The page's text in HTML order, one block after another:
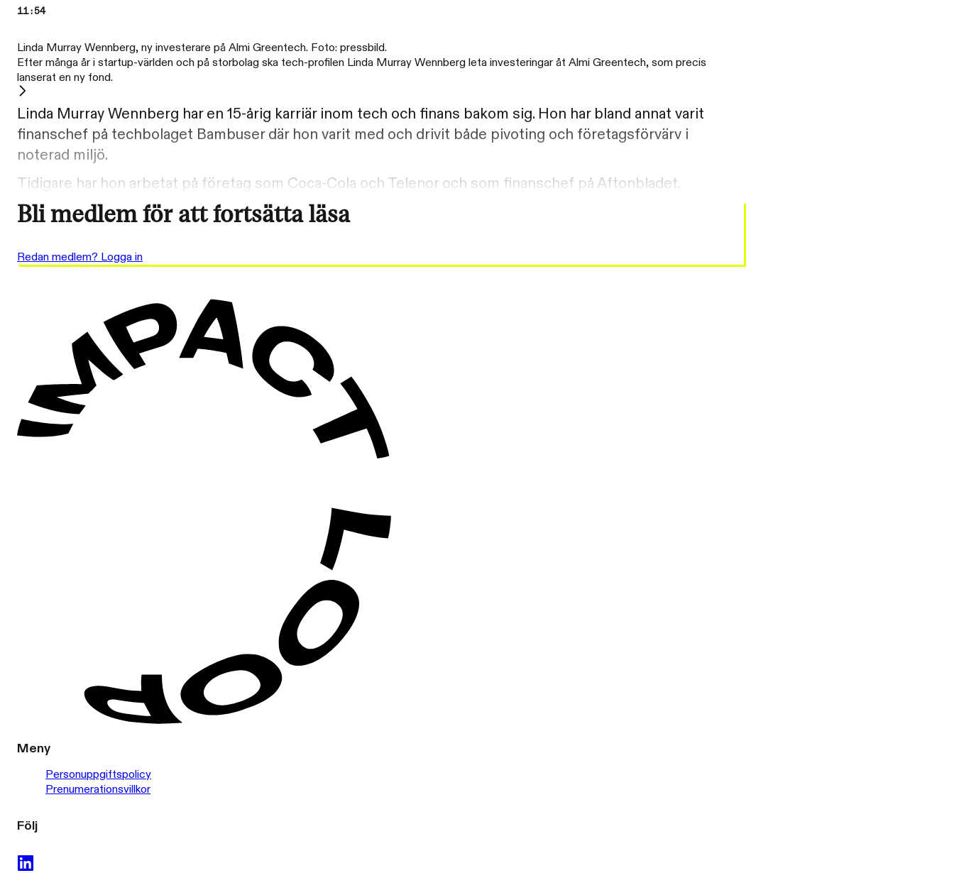
11:54
Linda Murray Wennberg, ny investerare på Almi Greentech. Foto: pressbild.
Efter många år i startup-världen och på storbolag ska tech-profilen Linda Murray Wennberg leta investeringar åt Almi Greentech, som precis
lanserat en ny fond.
Linda Murray Wennberg har en 15-årig karriär inom tech och finans bakom sig. Hon har bland annat varit
finanschef på techbolaget Bambuser där hon varit med och drivit både pivoting och företagsförvärv i
noterad miljö.
Tidigare har hon arbetat på företag som Coca-Cola och Telenor och som finanschef på Aftonbladet.
Bli medlem för att fortsätta läsa
Redan medlem? Logga in
Meny
Personuppgiftspolicy
Prenumerationsvillkor
Följ